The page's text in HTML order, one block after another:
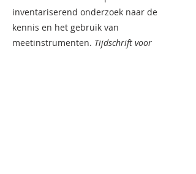
inventariserend onderzoek naar de
kennis en het gebruik van
meetinstrumenten. Tijdschrift voor